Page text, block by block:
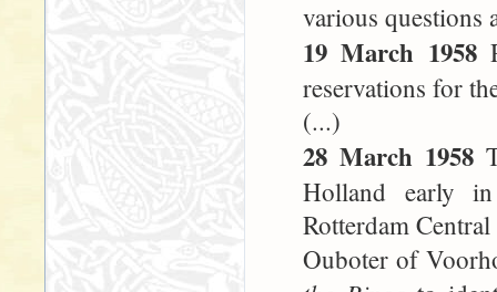
various questions
19 March 1958
reservations for
(...)
28 March 1958
Holland early
Rotterdam
Ouboter of